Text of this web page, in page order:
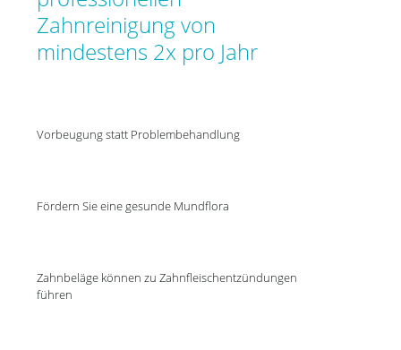
Zahnreinigung von
mindestens 2x pro Jahr
Vorbeugung statt Problembehandlung
Fördern Sie eine gesunde Mundflora
Zahnbeläge können zu Zahnfleischentzündungen
führen